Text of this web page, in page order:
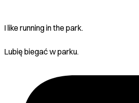
I like running in the park.
Lubię biegać w parku.